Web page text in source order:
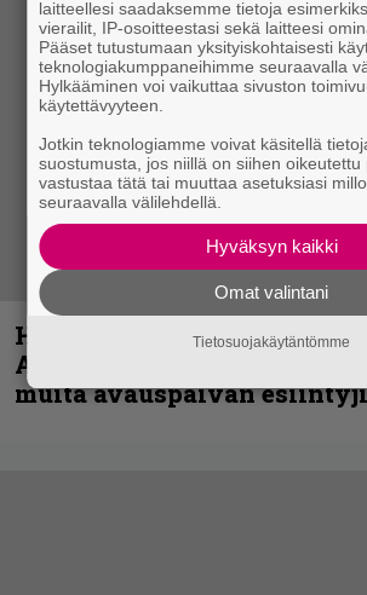
Hellsinki Metal Festival
Accept, Carcass, Black Label
muita avauspäivän
laitteellesi saadaksemme tietoja
vierailit, IP-osoitteestasi sekä laitteesi
Pääset tutustumaan yksityiskohtaisesti
teknologiakumppaneihimme seuraavalla
Hylkääminen voi vaikuttaa sivuston
käytettävyyteen.
Jotkin teknologiamme voivat käsitellä
suostumusta, jos niillä on siihen oikeutettu
vastustaa tätä tai muuttaa asetuksiasi
seuraavalla välilehdellä.
Hyväksyn kaikki
Omat valintani
Tietosuojakäytäntömme